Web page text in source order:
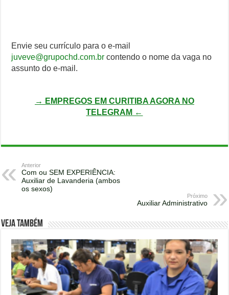
Envie seu currículo para o e-mail
juveve@grupochd.com.br contendo o nome da vaga no
assunto do e-mail.
→ EMPREGOS EM CURITIBA AGORA NO
TELEGRAM ←
Anterior
Com ou SEM EXPERIÊNCIA:
Auxiliar de Lavanderia (ambos
os sexos)
Próximo
Auxiliar Administrativo
Veja também